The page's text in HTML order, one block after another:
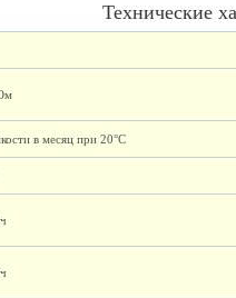
Технические
в месяц при 20°C